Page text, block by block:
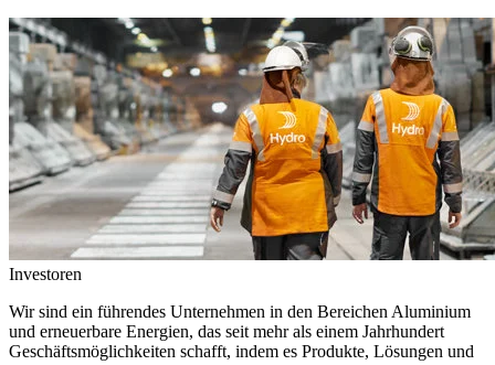
Investoren
Wir sind ein führendes Unternehmen in den Bereichen Aluminium
und erneuerbare Energien, das seit mehr als einem Jahrhundert
Geschäftsmöglichkeiten schafft, indem es Produkte, Lösungen und